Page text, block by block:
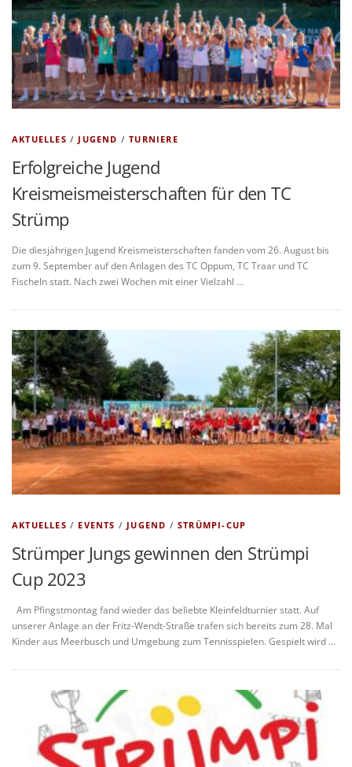
AKTUELLES / JUGEND /TURNIERE
Erfolgreiche Jugend
Kreismeismeisterschaften für den TC
Strümp
Die diesjährigen Jugend Kreismeisterschaften fanden vom 26. August bis
zum 9. September auf den Anlagen des TC Oppum, TC Traar und TC
Fischeln statt. Nach zwei Wochen mit einer Vielzahl …
AKTUELLES / EVENTS / JUGEND /STRÜMPI-CUP
Strümper Jungs gewinnen den Strümpi
Cup 2023
Am Pfingstmontag fand wieder das beliebte Kleinfeldturnier statt. Auf
unserer Anlage an der Fritz-Wendt-Straße trafen sich bereits zum 28. Mal
Kinder aus Meerbusch und Umgebung zum Tennisspielen. Gespielt wird …